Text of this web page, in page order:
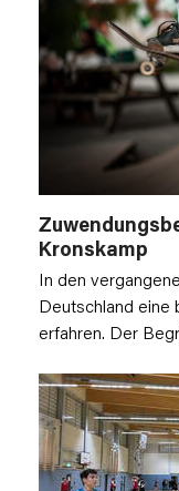
Kronskamp
In den
Deutschland eine
erfahren. Der